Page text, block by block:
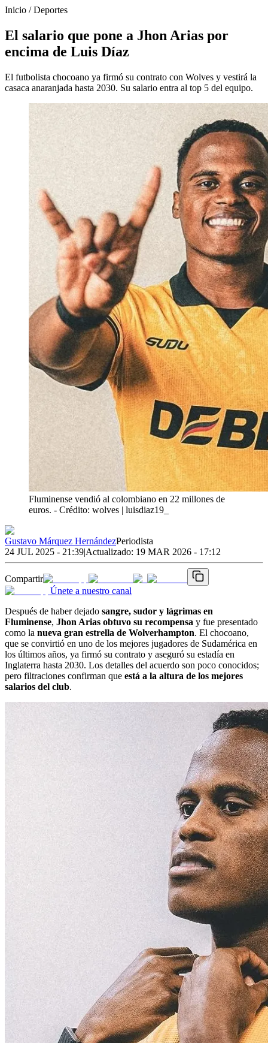
Inicio /Deportes
El salario que pone a Jhon Arias por
encima de Luis Díaz
El futbolista chocoano ya firmó su contrato con Wolves y vestirá la
casaca anaranjada hasta 2030. Su salario entra al top 5 del equipo.
Fluminense vendió al colombiano en 22 millones de
euros. - Crédito: wolves | luisdiaz19_
Gustavo Márquez HernándezPeriodista
24 JUL 2025 - 21:39|Actualizado: 19 MAR 2026 - 17:12
Compartir
Únete a nuestro canal
Después de haber dejado sangre, sudor y lágrimas en
Fluminense, Jhon Arias obtuvo su recompensa y fue presentado
como la nueva gran estrella de Wolverhampton. El chocoano,
que se convirtió en uno de los mejores jugadores de Sudamérica en
los últimos años, ya firmó su contrato y aseguró su estadía en
Inglaterra hasta 2030. Los detalles del acuerdo son poco conocidos;
pero filtraciones confirman que está a la altura de los mejores
salarios del club.